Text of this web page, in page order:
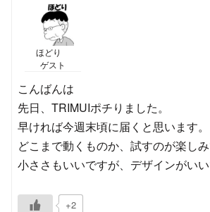
ほどり
ゲスト
こんばんは
先日、TRIMUIポチりました。
早ければ今週末頃に届くと思います。
どこまで動くものか、試すのが楽しみ
小ささもいいですが、デザインがいい
+2